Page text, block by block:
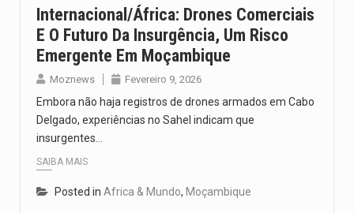
Internacional/África: Drones Comerciais
E O Futuro Da Insurgência, Um Risco
Emergente Em Moçambique
Moznews Fevereiro 9, 2026
Embora não haja registros de drones armados em Cabo
Delgado, experiências no Sahel indicam que
insurgentes…
SAIBA MAIS
Posted in Africa & Mundo, Moçambique